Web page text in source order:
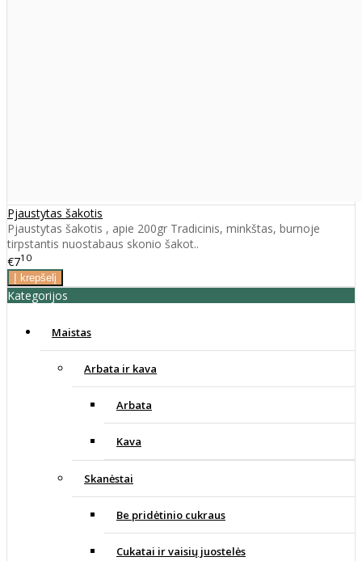
Pjaustytas šakotis
Pjaustytas šakotis , apie 200gr Tradicinis, minkštas, burnoje
tirpstantis nuostabaus skonio šakot..
€710
Kategorijos
Maistas
Arbata ir kava
Arbata
Kava
Skanėstai
Be pridėtinio cukraus
Cukatai ir vaisių juostelės